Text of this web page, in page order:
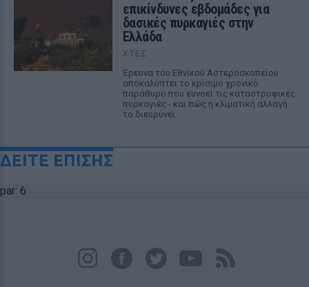
επικίνδυνες εβδομάδες για
δασικές πυρκαγιές στην
Ελλάδα
ΧΤΕΣ
Έρευνα του Εθνικού Αστεροσκοπείου
αποκαλύπτει το κρίσιμο χρονικό
παράθυρο που ευνοεί τις καταστροφικές
πυρκαγιές - και πώς η κλιματική αλλαγή
το διευρύνει.
ΔΕΙΤΕ ΕΠΙΣΗΣ
par: 6